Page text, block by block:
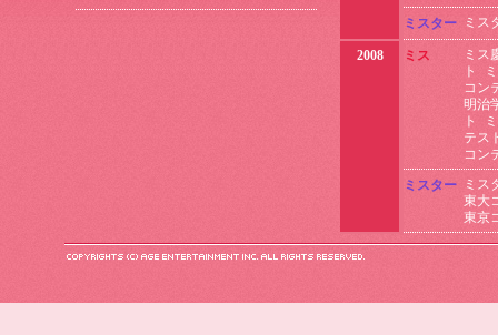
ミスター ミス
2008 ミス
ミス
ト
コン
明治
ト
テス
コン
ミスター
ミス
東大
東京